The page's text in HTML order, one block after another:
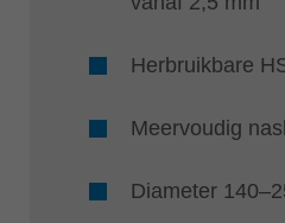
Herbruikbare
Meervoudig
Diameter